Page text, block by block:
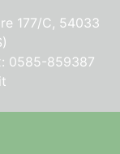
177/C, 54033
0585-859387